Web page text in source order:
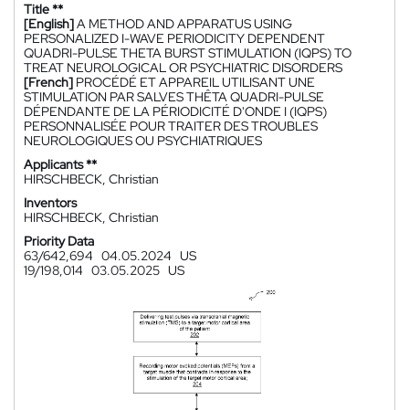
Title **
[English]A METHOD AND APPARATUS USING
PERSONALIZED I-WAVE PERIODICITY DEPENDENT
QUADRI-PULSE THETA BURST STIMULATION (IQPS) TO
TREAT NEUROLOGICAL OR PSYCHIATRIC DISORDERS
[French] PROCÉDÉ ET APPAREIL UTILISANT UNE
STIMULATION PAR SALVES THÊTA QUADRI-PULSE
DÉPENDANTE DE LA PÉRIODICITÉ D'ONDE I (IQPS)
PERSONNALISÉE POUR TRAITER DES TROUBLES
NEUROLOGIQUES OU PSYCHIATRIQUES
Applicants **
HIRSCHBECK, Christian
Inventors
HIRSCHBECK, Christian
Priority Data
63/642,694 04.05.2024 US
19/198,014 03.05.2025 US